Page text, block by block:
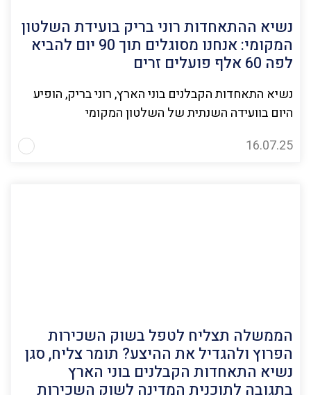
נשיא ההתאחדות רוני בריק בועידת השלטון
המקומי: אנחנו מסוגלים תוך 90 יום להביא
לפה 60 אלף פועלים זרים
נשיא התאחדות הקבלנים בוני הארץ, רוני בריק, הופיע
היום בוועידה השנתית של השלטון המקומי
16.07.25
הממשלה תצליח לטפל בשוק השכירות
הפרוץ ולהגדיל את ההיצע? תומר צליח, סגן
נשיא התאחדות הקבלנים בוני הארץ
בתגובה לתוכנית המדינה לשוק השכירות